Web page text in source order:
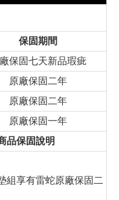
保固期間
保固七天新品瑕疵
原廠保固二年
原廠保固二年
原廠保固一年
品保固說明
組享有雷蛇原廠保固二